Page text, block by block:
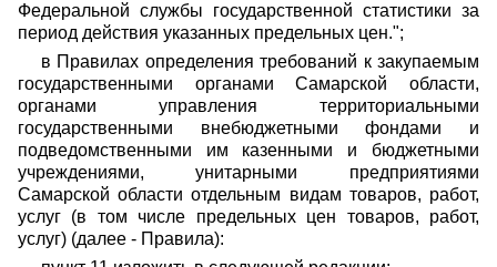
Федеральной службы государственной статистики за
период действия указанных предельных цен.";
в Правилах определения требований к закупаемым
государственными органами Самарской области,
органами управления территориальными
государственными внебюджетными фондами и
подведомственными им казенными и бюджетными
учреждениями, унитарными предприятиями
Самарской области отдельным видам товаров, работ,
услуг (в том числе предельных цен товаров, работ,
услуг) (далее - Правила):